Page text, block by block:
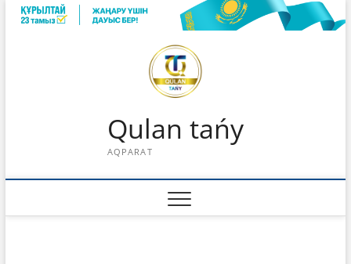
Skip
Qulan tańy
AQPARAT